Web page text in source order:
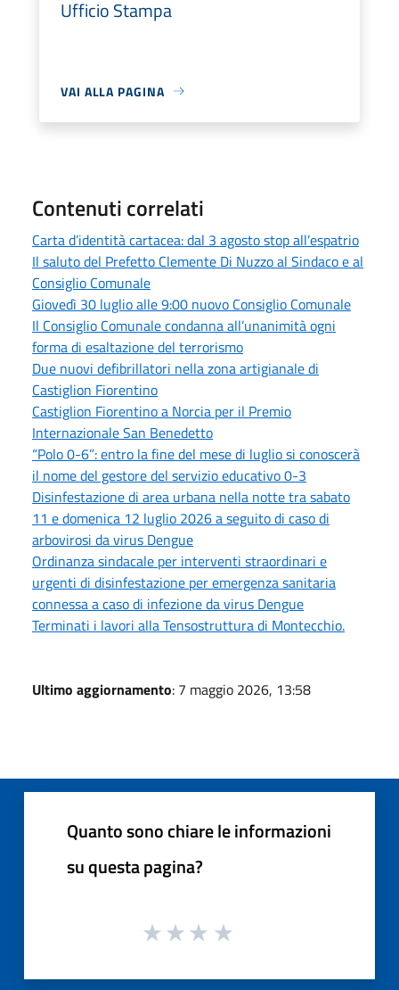
Ufficio Stampa
VAI ALLA PAGINA
Contenuti correlati
Carta d’identità cartacea: dal 3 agosto stop all’espatrio
Il saluto del Prefetto Clemente Di Nuzzo al Sindaco e al
Consiglio Comunale
Giovedì 30 luglio alle 9:00 nuovo Consiglio Comunale
Il Consiglio Comunale condanna all’unanimità ogni
forma di esaltazione del terrorismo
Due nuovi defibrillatori nella zona artigianale di
Castiglion Fiorentino
Castiglion Fiorentino a Norcia per il Premio
Internazionale San Benedetto
“Polo 0-6”: entro la fine del mese di luglio si conoscerà
il nome del gestore del servizio educativo 0-3
Disinfestazione di area urbana nella notte tra sabato
11 e domenica 12 luglio 2026 a seguito di caso di
arbovirosi da virus Dengue
Ordinanza sindacale per interventi straordinari e
urgenti di disinfestazione per emergenza sanitaria
connessa a caso di infezione da virus Dengue
Terminati i lavori alla Tensostruttura di Montecchio.
Ultimo aggiornamento: 7 maggio 2026, 13:58
Quanto sono chiare le informazioni
su questa pagina?